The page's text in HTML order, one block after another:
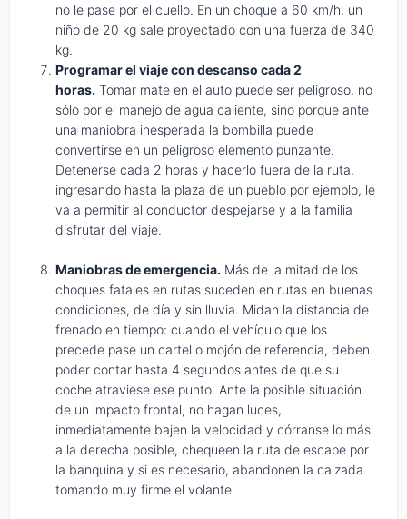
no le pase por el cuello. En un choque a 60 km/h, un
niño de 20 kg sale proyectado con una fuerza de 340
kg.
Programar el viaje con descanso cada 2
horas. Tomar mate en el auto puede ser peligroso, no
sólo por el manejo de agua caliente, sino porque ante
una maniobra inesperada la bombilla puede
convertirse en un peligroso elemento punzante.
Detenerse cada 2 horas y hacerlo fuera de la ruta,
ingresando hasta la plaza de un pueblo por ejemplo, le
va a permitir al conductor despejarse y a la familia
disfrutar del viaje.
Maniobras de emergencia. Más de la mitad de los
choques fatales en rutas suceden en rutas en buenas
condiciones, de día y sin lluvia. Midan la distancia de
frenado en tiempo: cuando el vehículo que los
precede pase un cartel o mojón de referencia, deben
poder contar hasta 4 segundos antes de que su
coche atraviese ese punto. Ante la posible situación
de un impacto frontal, no hagan luces,
inmediatamente bajen la velocidad y córranse lo más
a la derecha posible, chequeen la ruta de escape por
la banquina y si es necesario, abandonen la calzada
tomando muy firme el volante.